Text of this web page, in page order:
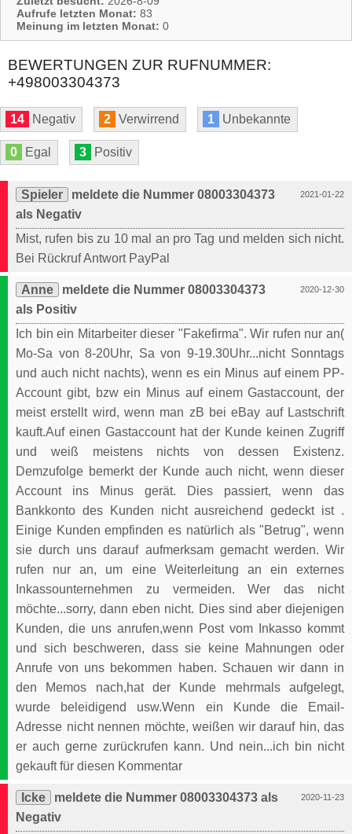
Aufrufe letzten Monat: 83
Meinung im letzten Monat: 0
BEWERTUNGEN ZUR RUFNUMMER:
+498003304373
14 Negativ 2 Verwirrend 1 Unbekannte
0 Egal 3 Positiv
2021-01-22
Spieler
meldete die Nummer 08003304373
als Negativ
Mist, rufen bis zu 10 mal an pro Tag und melden sich nicht.
Bei Rückruf Antwort PayPal
2020-12-30
Anne
meldete die Nummer 08003304373
als Positiv
Ich bin ein Mitarbeiter dieser "Fakefirma". Wir rufen nur an(
Mo-Sa von 8-20Uhr, Sa von 9-19.30Uhr...nicht Sonntags
und auch nicht nachts), wenn es ein Minus auf einem PP-
Account gibt, bzw ein Minus auf einem Gastaccount, der
meist erstellt wird, wenn man zB bei eBay auf Lastschrift
kauft.Auf einen Gastaccount hat der Kunde keinen Zugriff
und weiß meistens nichts von dessen Existenz.
Demzufolge bemerkt der Kunde auch nicht, wenn dieser
Account ins Minus gerät. Dies passiert, wenn das
Bankkonto des Kunden nicht ausreichend gedeckt ist .
Einige Kunden empfinden es natürlich als "Betrug", wenn
sie durch uns darauf aufmerksam gemacht werden. Wir
rufen nur an, um eine Weiterleitung an ein externes
Inkassounternehmen zu vermeiden. Wer das nicht
möchte...sorry, dann eben nicht. Dies sind aber diejenigen
Kunden, die uns anrufen,wenn Post vom Inkasso kommt
und sich beschweren, dass sie keine Mahnungen oder
Anrufe von uns bekommen haben. Schauen wir dann in
den Memos nach,hat der Kunde mehrmals aufgelegt,
wurde beleidigend usw.Wenn ein Kunde die Email-
Adresse nicht nennen möchte, weißen wir darauf hin, das
er auch gerne zurückrufen kann. Und nein...ich bin nicht
gekauft für diesen Kommentar
2020-11-23
Icke
meldete die Nummer 08003304373 als
Negativ